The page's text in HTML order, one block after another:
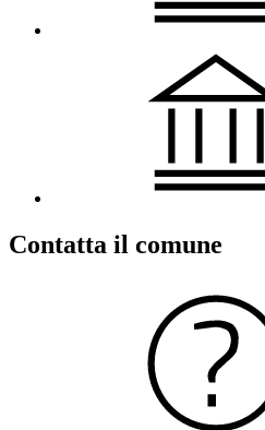
Contatta il comune